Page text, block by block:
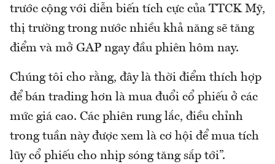
trước cộng với diễn biến tích cực của TTCK Mỹ,
thị trường trong nước nhiều khả năng sẽ tăng
điểm và mở GAP ngay đầu phiên hôm nay.
Chúng tôi cho rằng, đây là thời điểm thích hợp
để bán trading hơn là mua đuổi cổ phiếu ở các
mức giá cao. Các phiên rung lắc, điều chỉnh
trong tuần này được xem là cơ hội để mua tích
lũy cổ phiếu cho nhịp sóng tăng sắp tới”.